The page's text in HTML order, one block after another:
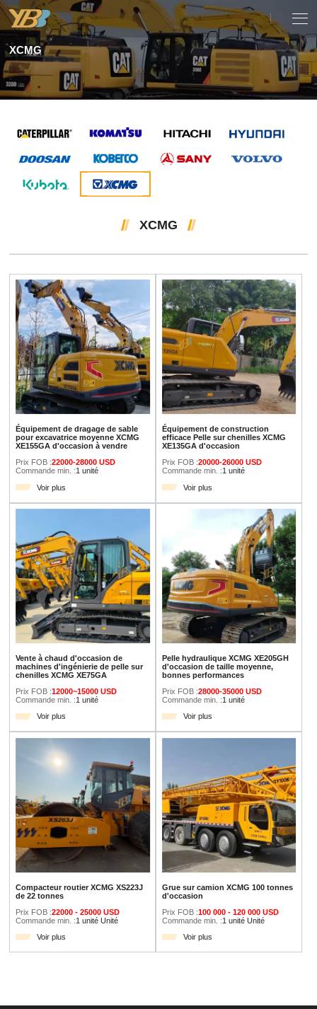
XCMG
XCMG
Équipement de dragage de sable
pour excavatrice moyenne XCMG
XE155GA d'occasion à vendre
Prix FOB :22000-28000 USD
Commande min. :1 unité
Voir plus
Équipement de construction
efficace Pelle sur chenilles XCMG
XE135GA d'occasion
Prix FOB :20000-26000 USD
Commande min. :1 unité
Voir plus
Vente à chaud d'occasion de
machines d'ingénierie de pelle sur
chenilles XCMG XE75GA
Prix FOB :12000~15000 USD
Commande min. :1 unité
Voir plus
Pelle hydraulique XCMG XE205GH
d'occasion de taille moyenne,
bonnes performances
Prix FOB :28000-35000 USD
Commande min. :1 unité
Voir plus
Compacteur routier XCMG XS223J
de 22 tonnes
Prix FOB :22000 - 25000 USD
Commande min. :1 unité Unité
Voir plus
Grue sur camion XCMG 100 tonnes
d'occasion
Prix FOB :100 000 - 120 000 USD
Commande min. :1 unité Unité
Voir plus